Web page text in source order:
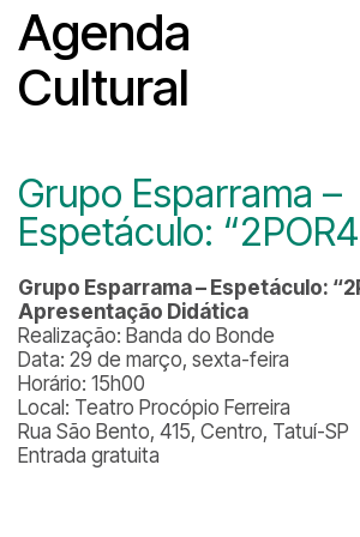
Agenda
Cultural
Grupo Esparrama –
Espetáculo: “2POR4
Grupo Esparrama – Espetáculo:
Apresentação Didática
Realização: Banda do Bonde
Data: 29 de março, sexta-feira
Horário: 15h00
Local: Teatro Procópio Ferreira
Rua São Bento, 415, Centro, Tatuí-SP
Entrada gratuita